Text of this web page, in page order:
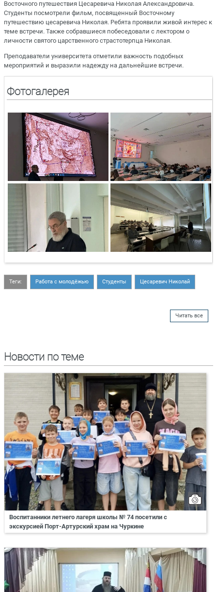
Восточного путешествия Цесаревича Николая Александровича.
Студенты посмотрели фильм, посвященный Восточному
путешествию цесаревича Николая. Ребята проявили живой интерес к
теме встречи. Также собравшиеся побеседовали с лектором о
личности святого царственного страстотерпца Николая.
Преподаватели университета отметили важность подобных
мероприятий и выразили надежду на дальнейшие встречи.
Фотогалерея
Теги: Работа с молодёжью Студенты Цесаревич Николай
Читать все
Новости по теме
Воспитанники летнего лагеря школы № 74 посетили с
экскурсией Порт-Артурский храм на Чуркине